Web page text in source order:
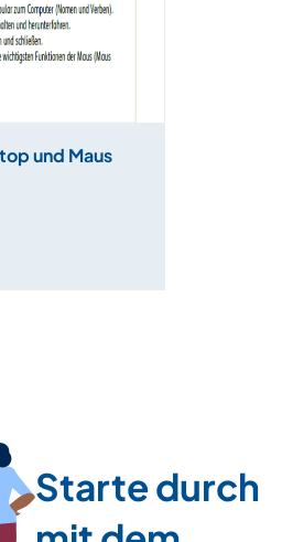
und Maus
Starte durch